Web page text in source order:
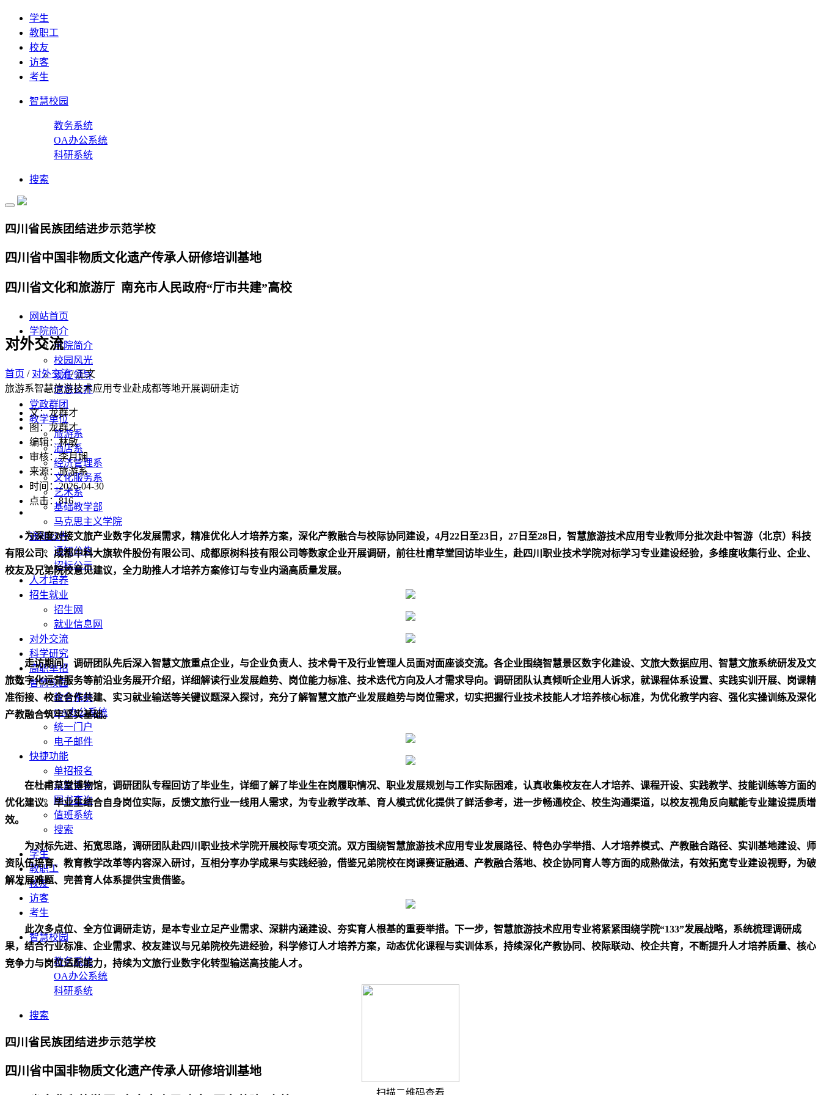
学生
教职工
校友
访客
考生
智慧校园
教务系统
OA办公系统
科研系统
搜索
四川省民族团结进步示范学校
四川省中国非物质文化遗产传承人研修培训基地
四川省文化和旅游厅 南充市人民政府“厅市共建”高校
网站首页
学院简介
学院简介
校园风光
现任领导
信息公开
党政群团
教学单位
旅游系
酒店系
经济管理系
文化服务系
艺术系
基础教学部
马克思主义学院
通知公告
通知公告
招标公示
人才培养
招生就业
招生网
就业信息网
对外交流
科学研究
高职单招
智慧校园
教务系统
OA办公系统
统一门户
电子邮件
快捷功能
单招报名
录取查询
图书查询
值班系统
搜索
学生
教职工
校友
访客
考生
智慧校园
教务系统
OA办公系统
科研系统
搜索
四川省民族团结进步示范学校
四川省中国非物质文化遗产传承人研修培训基地
对外交流
首页 / 对外交流/ 正文
旅游系智慧旅游技术应用专业赴成都等地开展调研走访
文：龙群才
图：龙群才
编辑：林敏
审核：李月娴
来源：旅游系
时间：2026-04-30
点击：816
为深度对接文旅产业数字化发展需求，精准优化人才培养方案，深化产教融合与校际协同建设，4月22日至23日，27日至28日，智慧旅游技术应用专业教师分批次赴中智游（北京）科技
有限公司、成都中科大旗软件股份有限公司、成都原树科技有限公司等数家企业开展调研，前往杜甫草堂回访毕业生，赴四川职业技术学院对标学习专业建设经验，多维度收集行业、企业、
校友及兄弟院校意见建议，全力助推人才培养方案修订与专业内涵高质量发展。
走访期间，调研团队先后深入智慧文旅重点企业，与企业负责人、技术骨干及行业管理人员面对面座谈交流。各企业围绕智慧景区数字化建设、文旅大数据应用、智慧文旅系统研发及文
旅数字化运营服务等前沿业务展开介绍，详细解读行业发展趋势、岗位能力标准、技术迭代方向及人才需求导向。调研团队认真倾听企业用人诉求，就课程体系设置、实践实训开展、岗课精
准衔接、校企合作共建、实习就业输送等关键议题深入探讨，充分了解智慧文旅产业发展趋势与岗位需求，切实把握行业技术技能人才培养核心标准，为优化教学内容、强化实操训练及深化
产教融合筑牢坚实基础。
在杜甫草堂博物馆，调研团队专程回访了毕业生，详细了解了毕业生在岗履职情况、职业发展规划与工作实际困难，认真收集校友在人才培养、课程开设、实践教学、技能训练等方面的
优化建议。毕业生结合自身岗位实际，反馈文旅行业一线用人需求，为专业教学改革、育人模式优化提供了鲜活参考，进一步畅通校企、校生沟通渠道，以校友视角反向赋能专业建设提质增
效。
为对标先进、拓宽思路，调研团队赴四川职业技术学院开展校际专项交流。双方围绕智慧旅游技术应用专业发展路径、特色办学举措、人才培养模式、产教融合路径、实训基地建设、师
资队伍培育、教育教学改革等内容深入研讨，互相分享办学成果与实践经验，借鉴兄弟院校在岗课赛证融通、产教融合落地、校企协同育人等方面的成熟做法，有效拓宽专业建设视野，为破
解发展难题、完善育人体系提供宝贵借鉴。
此次多点位、全方位调研走访，是本专业立足产业需求、深耕内涵建设、夯实育人根基的重要举措。下一步，智慧旅游技术应用专业将紧紧围绕学院“133”发展战略， 系统梳理调研成
果，结合行业标准、企业需求、校友建议与兄弟院校先进经验，科学修订人才培养方案，动态优化课程与实训体系，持续深化产教协同、校际联动、校企共育，不断提升人才培养质量、核心
竞争力与岗位适配能力，持续为文旅行业数字化转型输送高技能人才。
扫描二维码查看